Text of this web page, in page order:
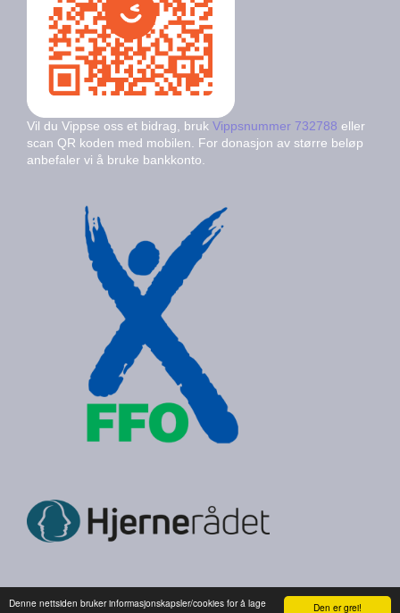
Den er grei!
Denne nettsiden bruker informasjonskapsler/cookies for å lage
Vil du Vippse oss et bidrag, bruk Vippsnummer 732788 eller
scan QR koden med mobilen. For donasjon av større beløp
anbefaler vi å bruke bankkonto.